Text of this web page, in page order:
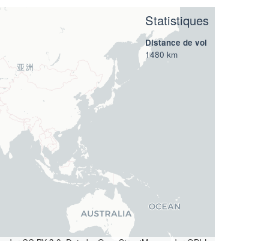
Statistiques
Distance de vol
1480 km